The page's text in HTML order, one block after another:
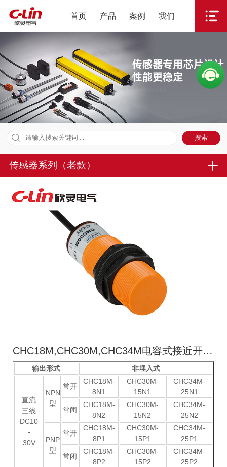
首页 产品 案例 我们
传感器系列（老款）
CHC18M,CHC30M,CHC34M电容式接近开关(老款）
输出形式 非埋入式
直流
三线
DC10
-
30V
NPN
型
常开
CHC18M-
8N1
CHC30M-
15N1
CHC34M-
25N1
常闭
CHC18M-
8N2
CHC30M-
15N2
CHC34M-
25N2
PNP
型
常开
CHC18M-
8P1
CHC30M-
15P1
CHC34M-
25P1
常闭
CHC18M-
8P2
CHC30M-
15P2
CHC34M-
25P2